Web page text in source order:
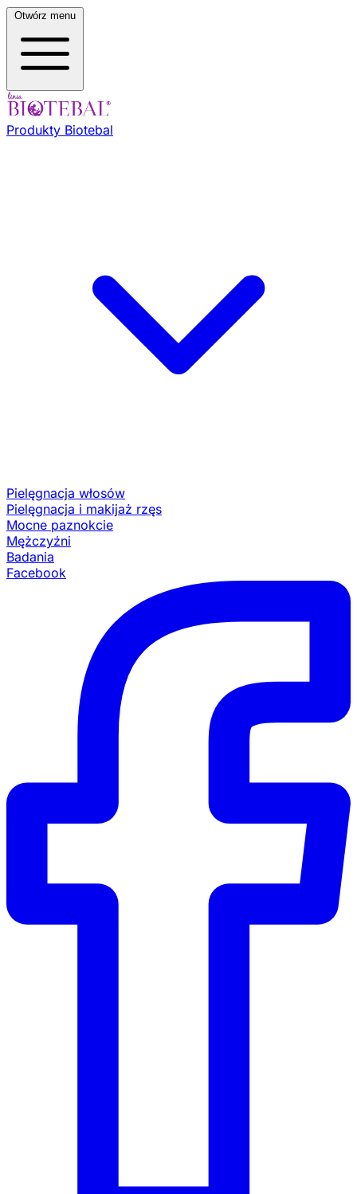
Otwórz menu
Produkty Biotebal
Pielęgnacja włosów
Pielęgnacja i makijaż rzęs
Mocne paznokcie
Mężczyźni
Badania
Facebook